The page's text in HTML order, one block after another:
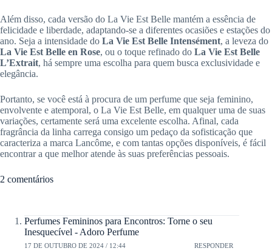
Além disso, cada versão do La Vie Est Belle mantém a essência de
felicidade e liberdade, adaptando-se a diferentes ocasiões e estações do
ano. Seja a intensidade do La Vie Est Belle Intensément, a leveza do
La Vie Est Belle en Rose, ou o toque refinado do La Vie Est Belle
L’Extrait, há sempre uma escolha para quem busca exclusividade e
elegância.
Portanto, se você está à procura de um perfume que seja feminino,
envolvente e atemporal, o La Vie Est Belle, em qualquer uma de suas
variações, certamente será uma excelente escolha. Afinal, cada
fragrância da linha carrega consigo um pedaço da sofisticação que
caracteriza a marca Lancôme, e com tantas opções disponíveis, é fácil
encontrar a que melhor atende às suas preferências pessoais.
2 comentários
Perfumes Femininos para Encontros: Torne o seu
Inesquecível - Adoro Perfume
17 DE OUTUBRO DE 2024 / 12:44 RESPONDER